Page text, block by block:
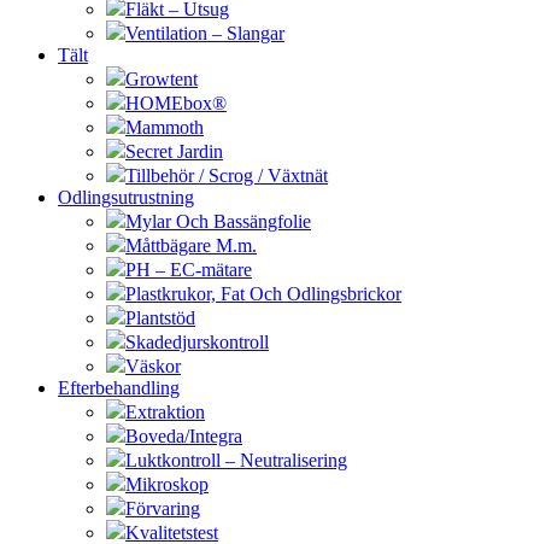
Fläkt – Utsug
Ventilation – Slangar
Tält
Growtent
HOMEbox®
Mammoth
Secret Jardin
Tillbehör / Scrog / Växtnät
Odlingsutrustning
Mylar Och Bassängfolie
Måttbägare M.m.
PH – EC-mätare
Plastkrukor, Fat Och Odlingsbrickor
Plantstöd
Skadedjurskontroll
Väskor
Efterbehandling
Extraktion
Boveda/Integra
Luktkontroll – Neutralisering
Mikroskop
Förvaring
Kvalitetstest